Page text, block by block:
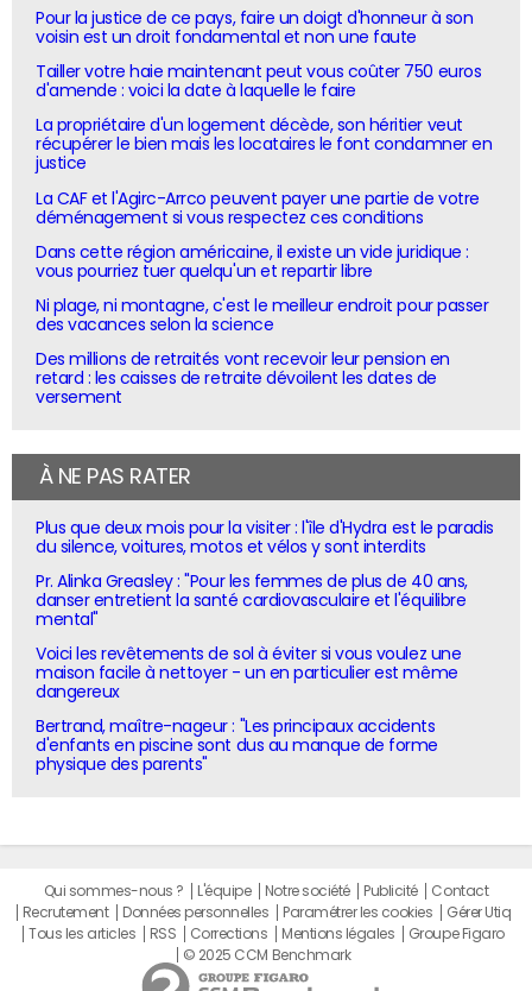
Pour la justice de ce pays, faire un doigt d'honneur à son
voisin est un droit fondamental et non une faute
Tailler votre haie maintenant peut vous coûter 750 euros
d'amende : voici la date à laquelle le faire
La propriétaire d'un logement décède, son héritier veut
récupérer le bien mais les locataires le font condamner en
justice
La CAF et l'Agirc-Arrco peuvent payer une partie de votre
déménagement si vous respectez ces conditions
Dans cette région américaine, il existe un vide juridique :
vous pourriez tuer quelqu'un et repartir libre
Ni plage, ni montagne, c'est le meilleur endroit pour passer
des vacances selon la science
Des millions de retraités vont recevoir leur pension en
retard : les caisses de retraite dévoilent les dates de
versement
À NE PAS RATER
Plus que deux mois pour la visiter : l'île d'Hydra est le paradis
du silence, voitures, motos et vélos y sont interdits
Pr. Alinka Greasley : "Pour les femmes de plus de 40 ans,
danser entretient la santé cardiovasculaire et l'équilibre
mental"
Voici les revêtements de sol à éviter si vous voulez une
maison facile à nettoyer - un en particulier est même
dangereux
Bertrand, maître-nageur : "Les principaux accidents
d'enfants en piscine sont dus au manque de forme
physique des parents"
Qui sommes-nous ? L'équipe Notre société Publicité
Contact
Recrutement
Données personnelles Paramétrer les cookies
Gérer Utiq
Tous les articles
RSS Corrections Mentions légales
Groupe Figaro
© 2025 CCM Benchmark